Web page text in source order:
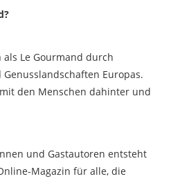
als Le Gourmand durch
Europas.
den Menschen dahinter und
und Gastautoren entsteht
Magazin für alle, die